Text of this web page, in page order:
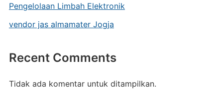
Pengelolaan Limbah Elektronik
vendor jas almamater Jogja
Recent Comments
Tidak ada komentar untuk ditampilkan.